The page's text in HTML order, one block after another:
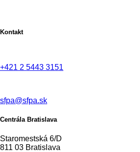
Kontakt
+421 2 5443 3151
sfpa@sfpa.sk
Centrála Bratislava
Staromestská 6/D
811 03 Bratislava